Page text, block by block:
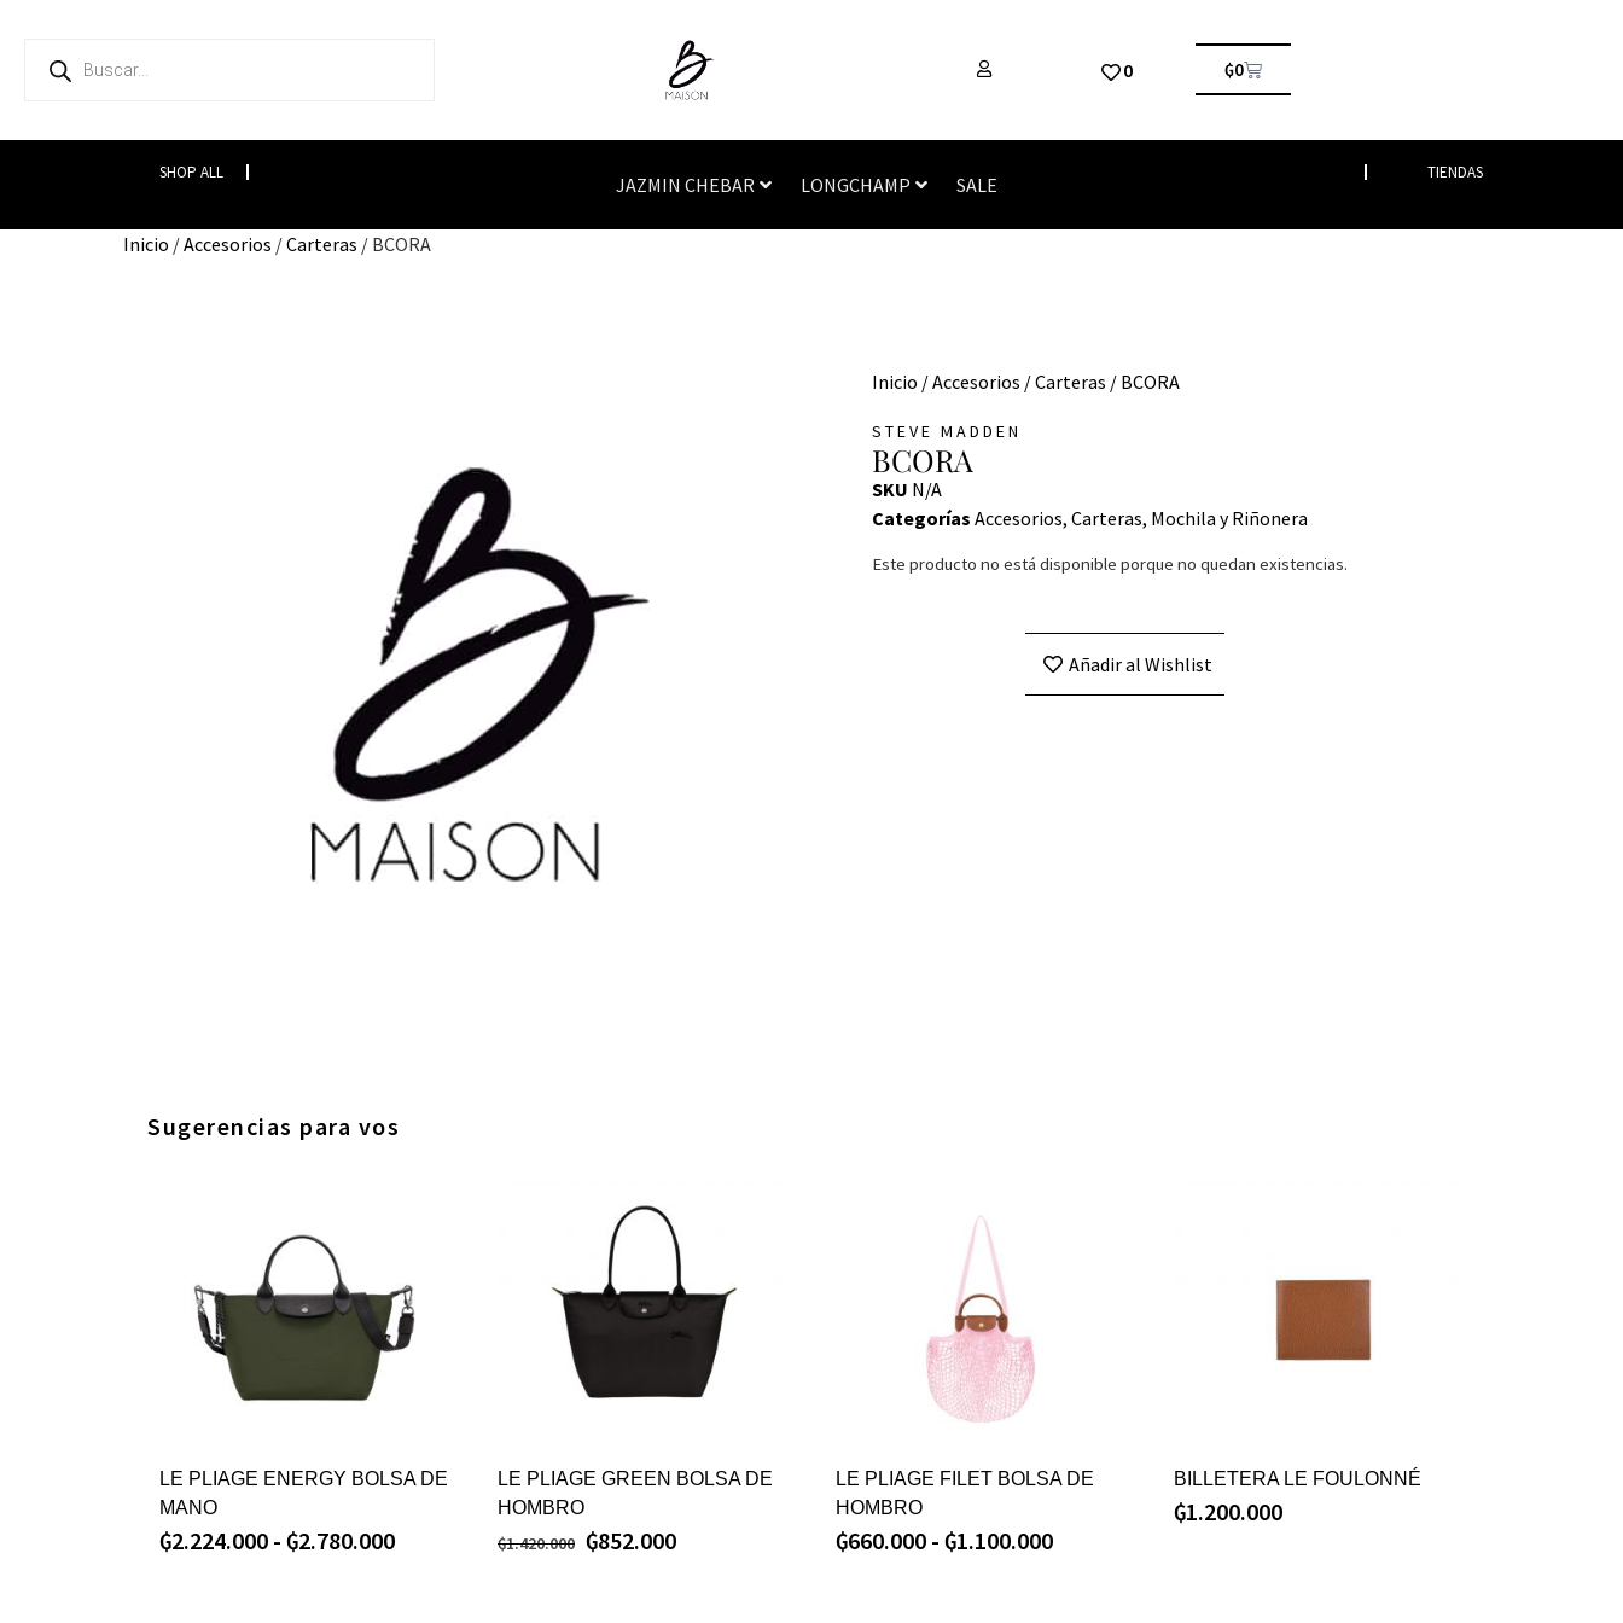
0 ₲0
SHOP ALL
JAZMIN CHEBAR LONGCHAMP SALE
TIENDAS
Inicio /Accesorios /Carteras / BCORA
Inicio /Accesorios /Carteras / BCORA
STEVE MADDEN
BCORA
SKU N/A
Categorías Accesorios, Carteras, Mochila y Riñonera
Este producto no está disponible porque no quedan existencias.
Añadir al Wishlist
Sugerencias para vos
LE PLIAGE ENERGY BOLSA DE
MANO
₲2.224.000 - ₲2.780.000
LE PLIAGE GREEN BOLSA DE
HOMBRO
₲1.420.000 ₲852.000
LE PLIAGE FILET BOLSA DE
HOMBRO
₲660.000 - ₲1.100.000
BILLETERA LE FOULONNÉ
₲1.200.000